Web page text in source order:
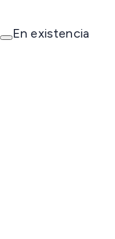
En existencia